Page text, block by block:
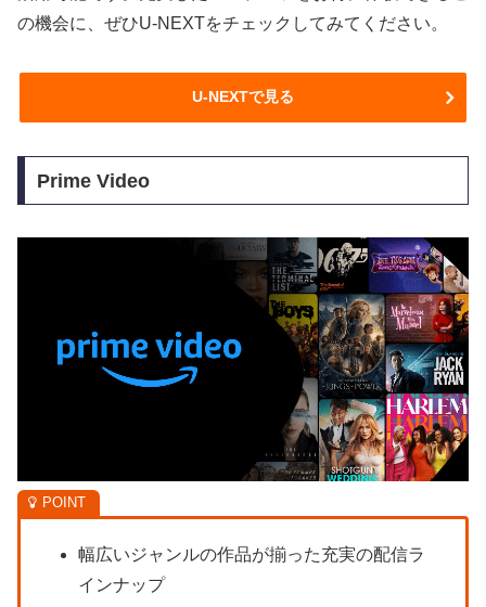
の機会に、ぜひU-NEXTをチェックしてみてください。
U-NEXTで見る
Prime Video
幅広いジャンルの作品が揃った充実の配信ラ
インナップ